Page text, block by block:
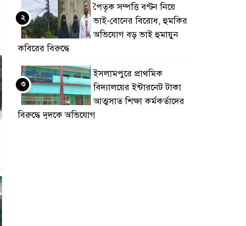
পৈতৃক সম্পত্তি বণ্টন নিয়ে
ভাই-বোনের বিরোধ, হুমকির
অভিযোগ বড় ভাই হুমায়ুন
কবিরের বিরুদ্ধে
২
​ইসলামপুরে প্রাথমিক
বিদ্যালয়ের ইন্টারনেট টাকা
আত্মসাত শিক্ষা কর্মকর্তাদের
বিরুদ্ধে দুদকে অভিযোগ
৩